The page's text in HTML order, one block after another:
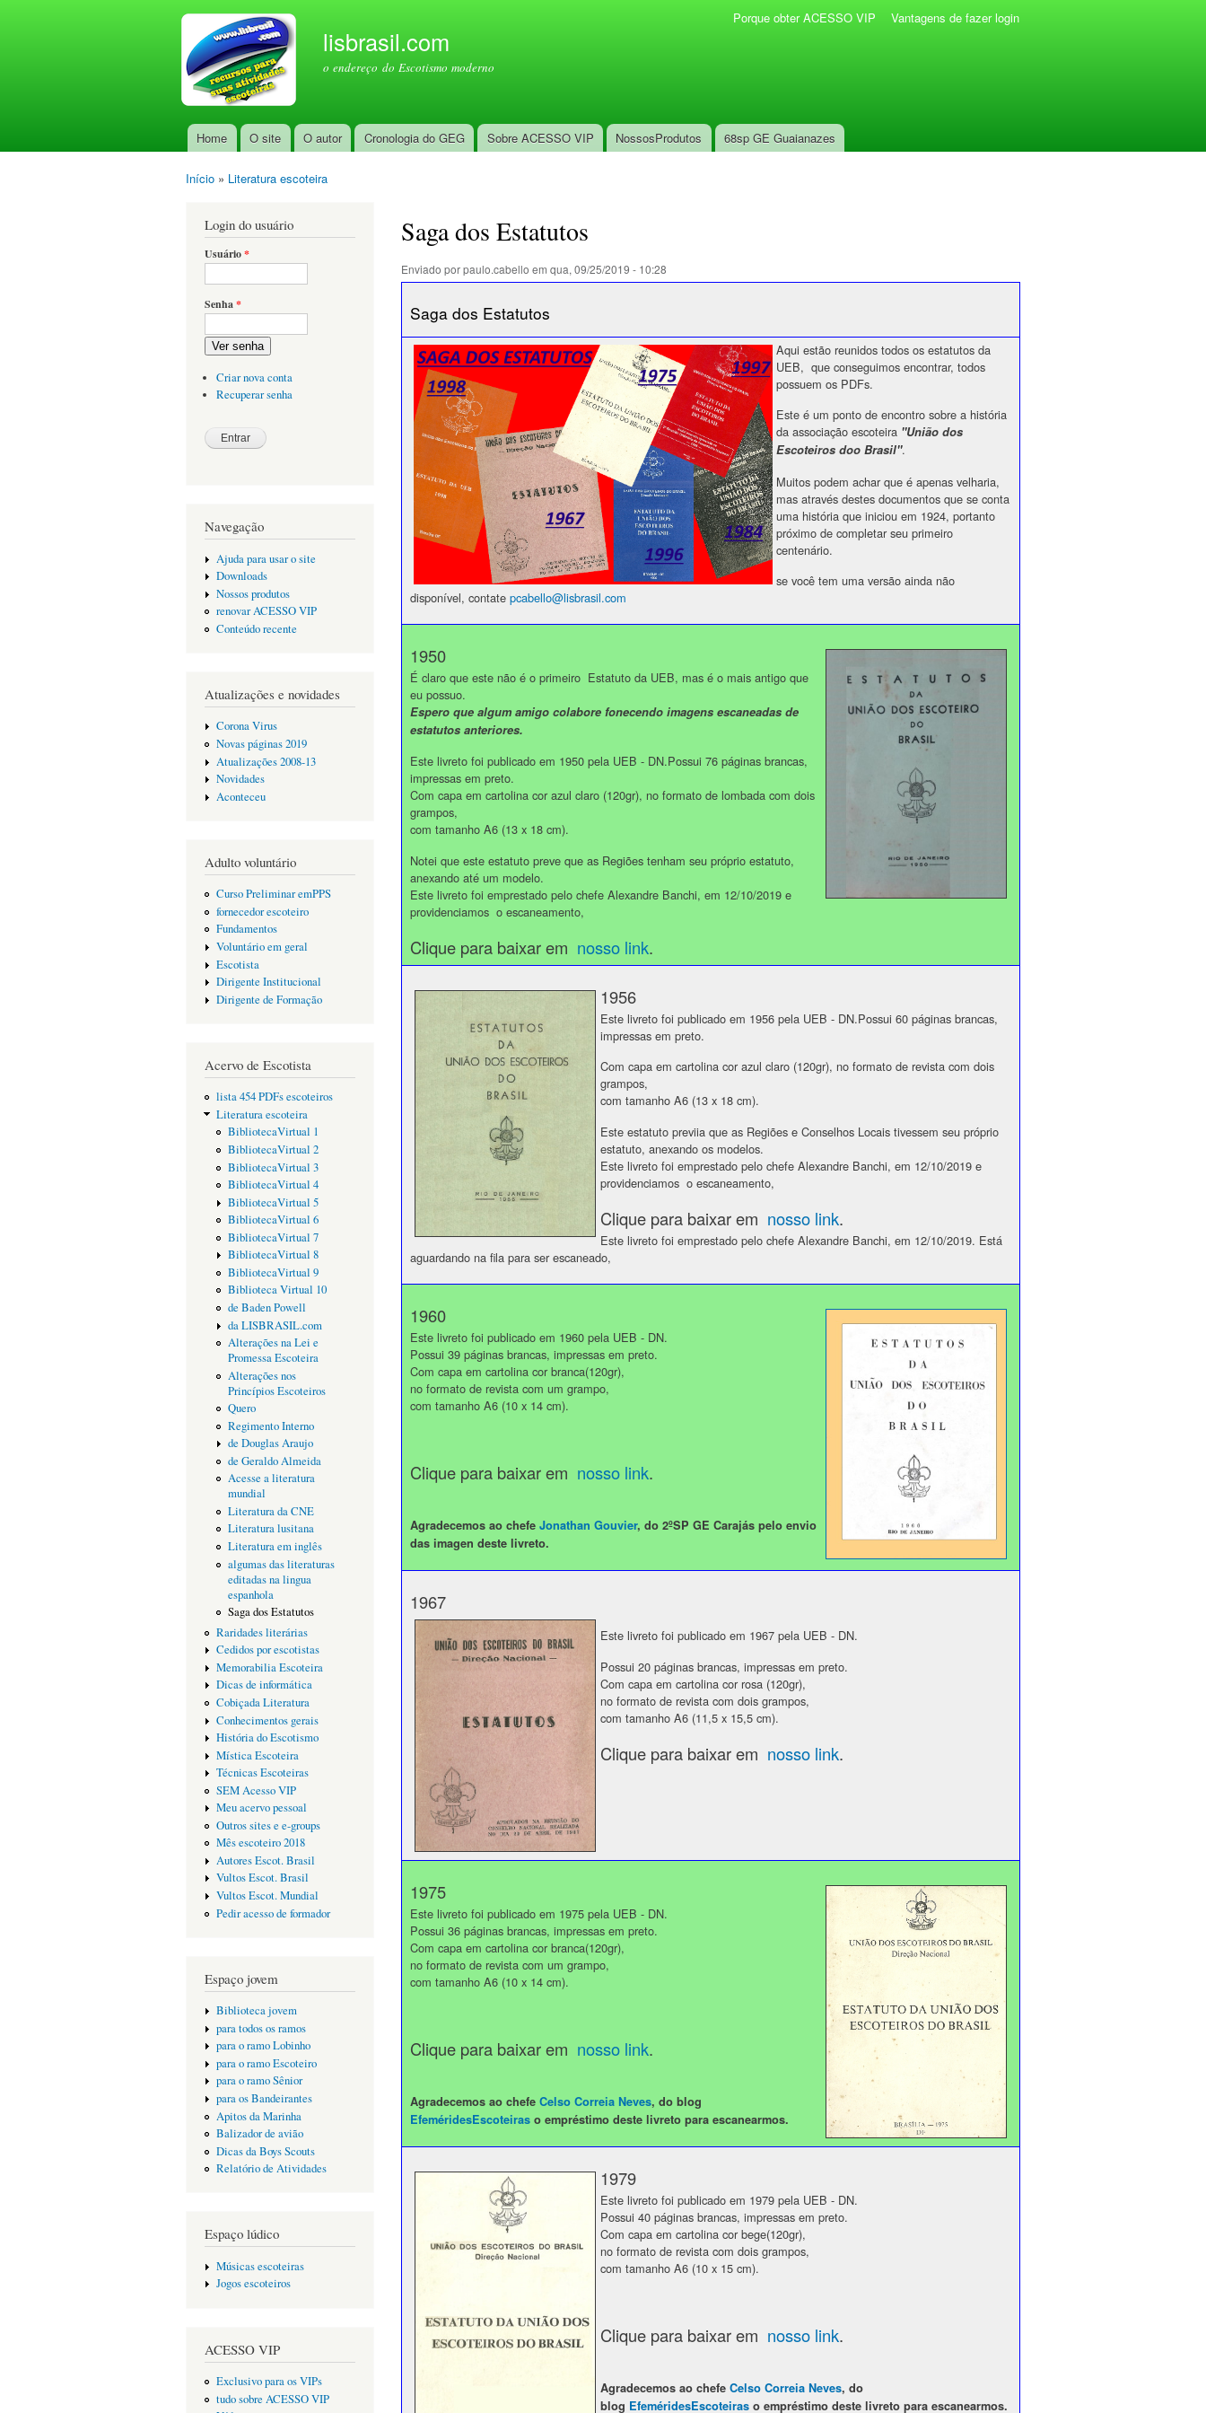
lisbrasil.com
o endereço do Escotismo moderno
Menu principal
Home O site O autor Cronologia do GEG Sobre ACESSO VIP NossosProdutos 68sp GE Guaianazes
Porque obter ACESSO VIP Vantagens de fazer login
Início » Literatura escoteira
Login do usuário
Usuário*
Senha*
Ver senha
Criar nova conta
Recuperar senha
Navegação
Ajuda para usar o site
Downloads
Nossos produtos
renovar ACESSO VIP
Conteúdo recente
Atualizações e novidades
Corona Virus
Novas páginas 2019
Atualizações 2008-13
Novidades
Aconteceu
Adulto voluntário
Curso Preliminar emPPS
fornecedor escoteiro
Fundamentos
Voluntário em geral
Escotista
Dirigente Institucional
Dirigente de Formação
Acervo de Escotista
lista 454 PDFs escoteiros
Literatura escoteira
BibliotecaVirtual 1
BibliotecaVirtual 2
BibliotecaVirtual 3
BibliotecaVirtual 4
BibliotecaVirtual 5
BibliotecaVirtual 6
BibliotecaVirtual 7
BibliotecaVirtual 8
BibliotecaVirtual 9
Biblioteca Virtual 10
de Baden Powell
da LISBRASIL.com
Alterações na Lei e
Promessa Escoteira
Alterações nos
Princípios Escoteiros
Quero
Regimento Interno
de Douglas Araujo
de Geraldo Almeida
Acesse a literatura
mundial
Literatura da CNE
Literatura lusitana
Literatura em inglês
algumas das literaturas
editadas na lingua
espanhola
Saga dos Estatutos
Raridades literárias
Cedidos por escotistas
Memorabilia Escoteira
Dicas de informática
Cobiçada Literatura
Conhecimentos gerais
História do Escotismo
Mística Escoteira
Técnicas Escoteiras
SEM Acesso VIP
Meu acervo pessoal
Outros sites e e-groups
Mês escoteiro 2018
Autores Escot. Brasil
Vultos Escot. Brasil
Vultos Escot. Mundial
Pedir acesso de formador
Espaço jovem
Biblioteca jovem
para todos os ramos
para o ramo Lobinho
para o ramo Escoteiro
para o ramo Sênior
para os Bandeirantes
Apitos da Marinha
Balizador de avião
Dicas da Boys Scouts
Relatório de Atividades
Espaço lúdico
Músicas escoteiras
Jogos escoteiros
ACESSO VIP
Exclusivo para os VIPs
tudo sobre ACESSO VIP
Saga dos Estatutos
Enviado porpaulo.cabello em qua, 09/25/2019 - 10:28
Saga dos Estatutos
Aqui estão reunidos todos os estatutos da
UEB, que conseguimos encontrar, todos
possuem os PDFs.
Este é um ponto de encontro sobre a história
da associação escoteira "União dos
Escoteiros doo Brasil".
Muitos podem achar que é apenas velharia,
mas através destes documentos que se conta
uma história que iniciou em 1924, portanto
próximo de completar seu primeiro
centenário.
se você tem uma versão ainda não
disponível, contate pcabello@lisbrasil.com
1950
É claro que este não é o primeiro Estatuto da UEB, mas é o mais antigo que
eu possuo.
Espero que algum amigo colabore fonecendo imagens escaneadas de
estatutos anteriores.
Este livreto foi publicado em 1950 pela UEB - DN.Possui 76 páginas brancas,
impressas em preto.
Com capa em cartolina cor azul claro (120gr), no formato de lombada com dois
grampos,
com tamanho A6 (13 x 18 cm).
Notei que este estatuto preve que as Regiões tenham seu próprio estatuto,
anexando até um modelo.
Este livreto foi emprestado pelo chefe Alexandre Banchi, em 12/10/2019 e
providenciamos o escaneamento,
Clique para baixar em nosso link.
1956
Este livreto foi publicado em 1956 pela UEB - DN.Possui 60 páginas brancas,
impressas em preto.
Com capa em cartolina cor azul claro (120gr), no formato de revista com dois
grampos,
com tamanho A6 (13 x 18 cm).
Este estatuto previia que as Regiões e Conselhos Locais tivessem seu próprio
estatuto, anexando os modelos.
Este livreto foi emprestado pelo chefe Alexandre Banchi, em 12/10/2019 e
providenciamos o escaneamento,
Clique para baixar em nosso link.
Este livreto foi emprestado pelo chefe Alexandre Banchi, em 12/10/2019. Está
aguardando na fila para ser escaneado,
1960
Este livreto foi publicado em 1960 pela UEB - DN.
Possui 39 páginas brancas, impressas em preto.
Com capa em cartolina cor branca(120gr),
no formato de revista com um grampo,
com tamanho A6 (10 x 14 cm).
Clique para baixar em nosso link.
Agradecemos ao chefe Jonathan Gouvier, do 2ºSP GE Carajás pelo envio
das imagen deste livreto.
1967
Este livreto foi publicado em 1967 pela UEB - DN.
Possui 20 páginas brancas, impressas em preto.
Com capa em cartolina cor rosa (120gr),
no formato de revista com dois grampos,
com tamanho A6 (11,5 x 15,5 cm).
Clique para baixar em nosso link.
1975
Este livreto foi publicado em 1975 pela UEB - DN.
Possui 36 páginas brancas, impressas em preto.
Com capa em cartolina cor branca(120gr),
no formato de revista com um grampo,
com tamanho A6 (10 x 14 cm).
Clique para baixar em nosso link.
Agradecemos ao chefe Celso Correia Neves, do blog
EfeméridesEscoteiras o empréstimo deste livreto para escanearmos.
1979
Este livreto foi publicado em 1979 pela UEB - DN.
Possui 40 páginas brancas, impressas em preto.
Com capa em cartolina cor bege(120gr),
no formato de revista com dois grampos,
com tamanho A6 (10 x 15 cm).
Clique para baixar em nosso link.
Agradecemos ao chefe Celso Correia Neves, do
blog EfeméridesEscoteiras o empréstimo deste livreto para escanearmos.